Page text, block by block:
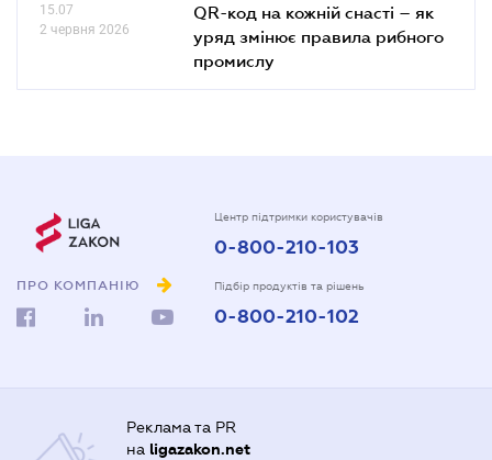
15.07
2 червня 2026
QR-код на кожній снасті – як
уряд змінює правила рибного
промислу
ПРО КОМПАНІЮ
Центр підтримки користувачів
0-800-210-103
Підбір продуктів та рішень
0-800-210-102
Реклама та PR
на ligazakon.net